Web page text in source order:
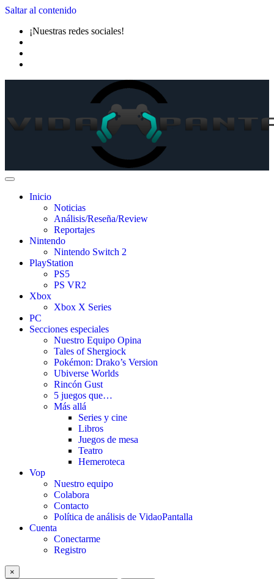
Saltar al contenido
¡Nuestras redes sociales!
Inicio
Noticias
Análisis/Reseña/Review
Reportajes
Nintendo
Nintendo Switch 2
PlayStation
PS5
PS VR2
Xbox
Xbox X Series
PC
Secciones especiales
Nuestro Equipo Opina
Tales of Shergiock
Pokémon: Drako’s Version
Ubiverse Worlds
Rincón Gust
5 juegos que…
Más allá
Series y cine
Libros
Juegos de mesa
Teatro
Hemeroteca
Vop
Nuestro equipo
Colabora
Contacto
Política de análisis de VidaoPantalla
Cuenta
Conectarme
Registro
×